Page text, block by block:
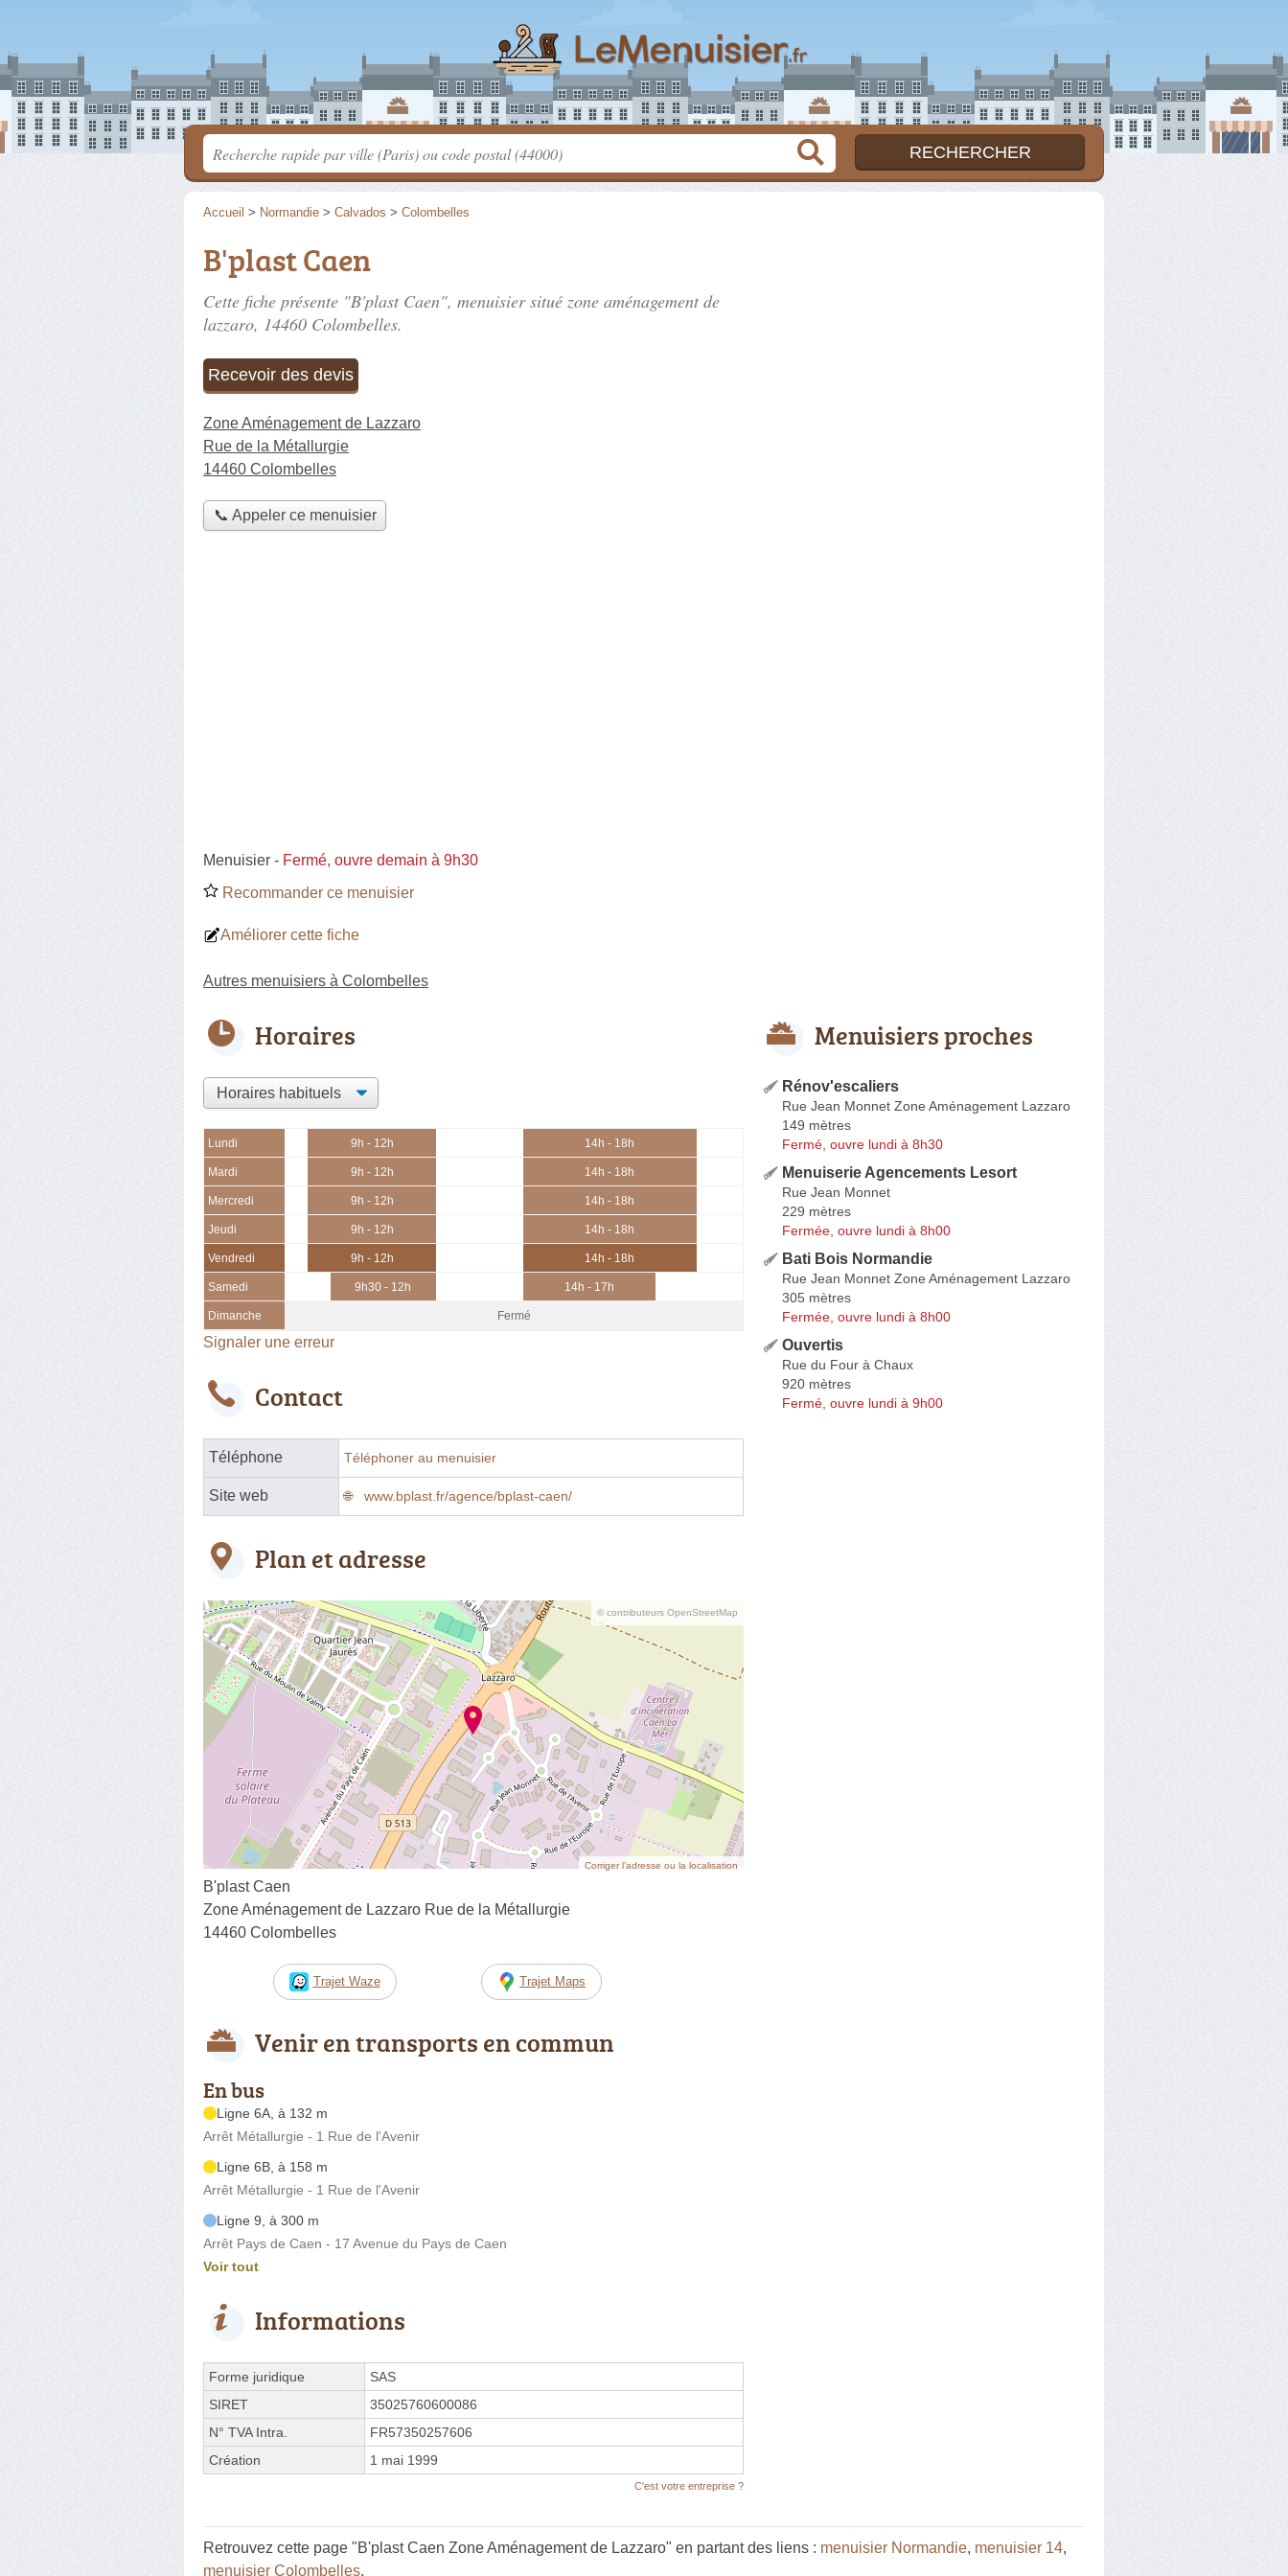
Accueil > Normandie > Calvados > Colombelles
B'plast Caen
Cette fiche présente "B'plast Caen", menuisier situé zone aménagement de
lazzaro, 14460 Colombelles.
Recevoir des devis
Zone Aménagement de Lazzaro
Rue de la Métallurgie
14460 Colombelles
📞 Appeler ce menuisier
Menuisier - Fermé, ouvre demain à 9h30
Recommander ce menuisier
Améliorer cette fiche
Autres menuisiers à Colombelles
Horaires
Lundi 9h - 12h 14h - 18h
Mardi 9h - 12h 14h - 18h
Mercredi 9h - 12h 14h - 18h
Jeudi 9h - 12h 14h - 18h
Vendredi 9h - 12h 14h - 18h
Samedi 9h30 - 12h 14h - 17h
Dimanche Fermé
Signaler une erreur
Contact
Téléphone Téléphoner au menuisier
Site web www.bplast.fr/agence/bplast-caen/
Plan et adresse
© contributeurs OpenStreetMap
Corriger l’adresse ou la localisation
B'plast Caen
Zone Aménagement de Lazzaro Rue de la Métallurgie
14460 Colombelles
Trajet Waze Trajet Maps
Venir en transports en commun
En bus
Ligne 6A, à 132 m
Arrêt Métallurgie - 1 Rue de l'Avenir
Ligne 6B, à 158 m
Arrêt Métallurgie - 1 Rue de l'Avenir
Ligne 9, à 300 m
Arrêt Pays de Caen - 17 Avenue du Pays de Caen
Voir tout
Informations
Forme juridique
SAS
SIRET
35025760600086
N° TVA Intra.
FR57350257606
Création
1 mai 1999
C'est votre entreprise ?
Menuisiers proches
Rénov'escaliers
Rue Jean Monnet Zone Aménagement Lazzaro
149 mètres
Fermé, ouvre lundi à 8h30
Menuiserie Agencements Lesort
Rue Jean Monnet
229 mètres
Fermée, ouvre lundi à 8h00
Bati Bois Normandie
Rue Jean Monnet Zone Aménagement Lazzaro
305 mètres
Fermée, ouvre lundi à 8h00
Ouvertis
Rue du Four à Chaux
920 mètres
Fermé, ouvre lundi à 9h00
Retrouvez cette page "B'plast Caen Zone Aménagement de Lazzaro" en partant des liens : menuisier Normandie, menuisier 14,
menuisier Colombelles.